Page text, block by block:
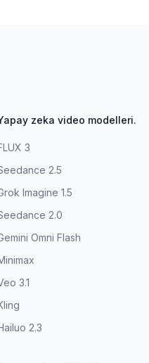
zeka video modelleri.
3
2.5
Imagine 1.5
2.0
Omni Flash
3.1
2.3